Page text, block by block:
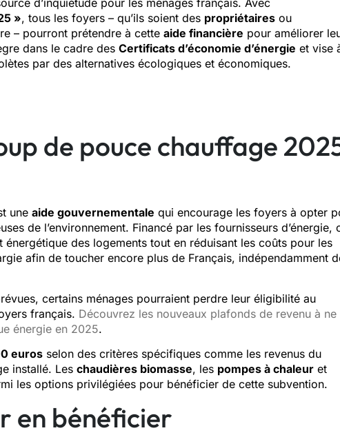
d’inquiétude pour les ménages français. Avec
», tous les foyers – qu’ils soient des propriétaires ou
– pourront prétendre à cette aide financière pour améliorer
dans le cadre des Certificats d’économie d’énergie et vise
par des alternatives écologiques et économiques.
de pouce chauffage
une aide gouvernementale qui encourage les foyers à opter
de l’environnement. Financé par les fournisseurs d’énergie,
des logements tout en réduisant les coûts pour les
afin de toucher encore plus de Français, indépendamment
certains ménages pourraient perdre leur éligibilité au
français. Découvrez les nouveaux plafonds de revenu à ne
énergie en 2025.
euros selon des critères spécifiques comme les revenus du
installé. Les chaudières biomasse, les pompes à chaleur et
les options privilégiées pour bénéficier de cette subvention.
en bénéficier